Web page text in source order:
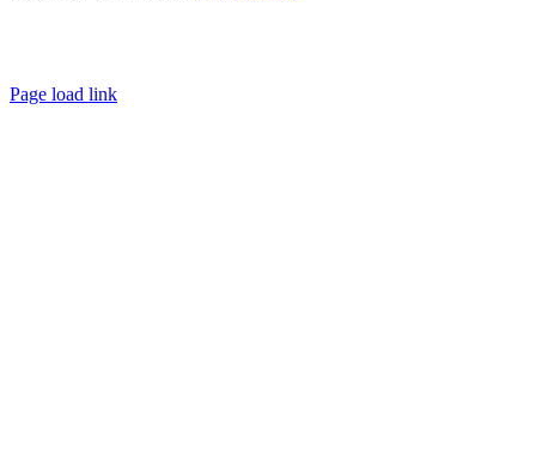
Page load link